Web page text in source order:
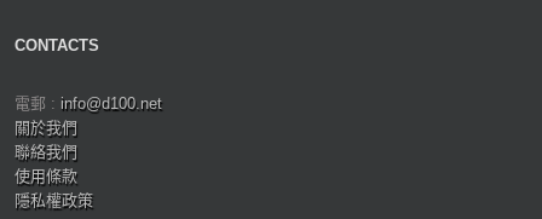
CONTACTS
電郵 : info@d100.net
關於我們
聯絡我們
使用條款
隱私權政策